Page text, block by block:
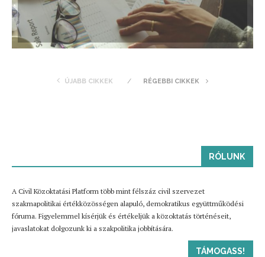
ÚJABB CIKKEK RÉGEBBI CIKKEK
RÓLUNK
A Civil Közoktatási Platform több mint félszáz civil szervezet
szakmapolitikai értékközösségen alapuló, demokratikus együttműködési
fóruma. Figyelemmel kísérjük és értékeljük a közoktatás történéseit,
javaslatokat dolgozunk ki a szakpolitika jobbítására.
TÁMOGASS!